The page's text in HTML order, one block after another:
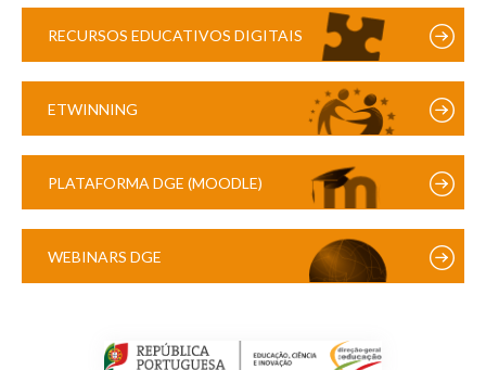
RECURSOS EDUCATIVOS DIGITAIS
ETWINNING
PLATAFORMA DGE (MOODLE)
WEBINARS DGE